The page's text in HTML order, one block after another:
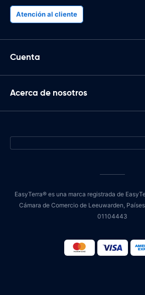
Atención al cliente
Cuenta
Acerca de nosotros
EasyTerra® es una marca registrada de
Cámara de Comercio de Leeuwarden,
01104443